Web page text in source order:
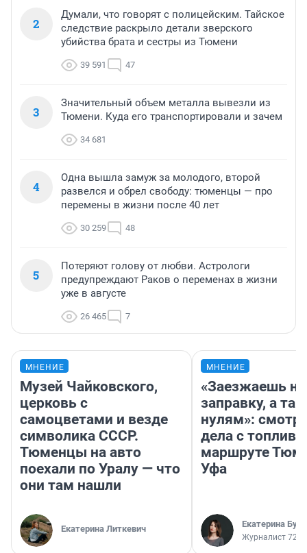
2
Думали, что говорят с полицейским. Тайское
следствие раскрыло детали зверского
убийства брата и сестры из Тюмени
39 591 47
3
Значительный объем металла вывезли из
Тюмени. Куда его транспортировали и зачем
34 681
4
Одна вышла замуж за молодого, второй
развелся и обрел свободу: тюменцы — про
перемены в жизни после 40 лет
30 259 48
5
Потеряют голову от любви. Астрологи
предупреждают Раков о переменах в жизни
уже в августе
26 465 7
МНЕНИЕ
Музей Чайковского,
церковь с
самоцветами и везде
символика СССР.
Тюменцы на авто
поехали по Уралу — что
они там нашли
Екатерина Литкевич
МНЕНИЕ
«Заезжаешь на
заправку, а
нулям»:
дела с
маршруте
Уфа
Екатерина
Журналист